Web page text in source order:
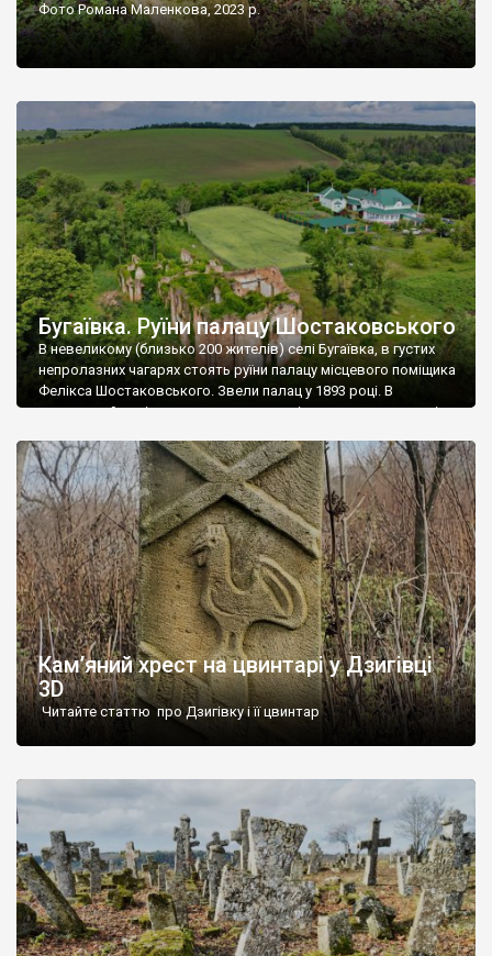
Фото Романа Маленкова, 2023 р.
Бугаївка. Руїни палацу Шостаковського
В невеликому (близько 200 жителів) селі Бугаївка, в густих
непролазних чагарях стоять руїни палацу місцевого поміщика
Фелікса Шостаковського. Звели палац у 1893 році. В
радянський період у ньому спочатку містилася школа, потім
століття тут розмістили туберкульозну лікарню. Коли із
палацу виїхала лікарня – ми точно не […]
Кам’яний хрест на цвинтарі у Дзигівці
3D
Читайте статтю про Дзигівку і її цвинтар